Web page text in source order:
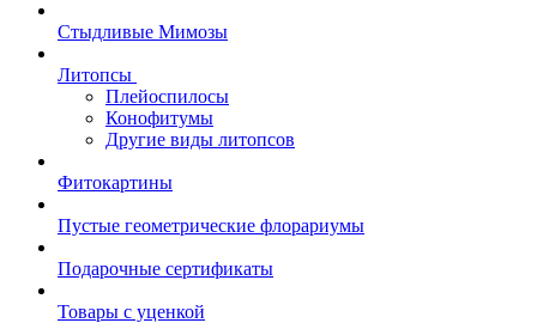
Стыдливые Мимозы
Литопсы
Плейоспилосы
Конофитумы
Другие виды литопсов
Фитокартины
Пустые геометрические флорариумы
Подарочные сертификаты
Товары с уценкой